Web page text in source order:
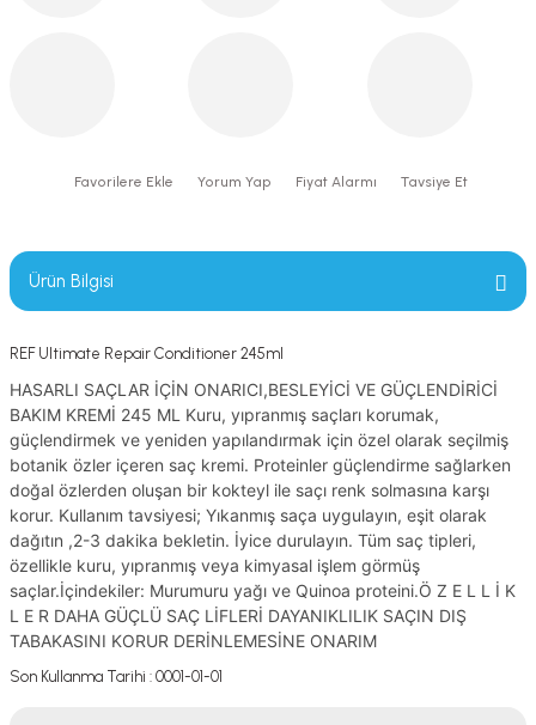
Yorum Yap Fiyat Alarmı Tavsiye Et
Ürün Bilgisi
REF Ultimate Repair Conditioner 245ml
HASARLI SAÇLAR İÇİN ONARICI,BESLEYİCİ VE GÜÇLENDİRİCİ
BAKIM KREMİ 245 ML Kuru, yıpranmış saçları korumak,
güçlendirmek ve yeniden yapılandırmak için özel olarak seçilmiş
botanik özler içeren saç kremi. Proteinler güçlendirme sağlarken
doğal özlerden oluşan bir kokteyl ile saçı renk solmasına karşı
korur. Kullanım tavsiyesi; Yıkanmış saça uygulayın, eşit olarak
dağıtın ,2-3 dakika bekletin. İyice durulayın. Tüm saç tipleri,
özellikle kuru, yıpranmış veya kimyasal işlem görmüş
saçlar.İçindekiler: Murumuru yağı ve Quinoa proteini.Ö Z E L L İ K
L E R DAHA GÜÇLÜ SAÇ LİFLERİ DAYANIKLILIK SAÇIN DIŞ
TABAKASINI KORUR DERİNLEMESİNE ONARIM
Son Kullanma Tarihi : 0001-01-01